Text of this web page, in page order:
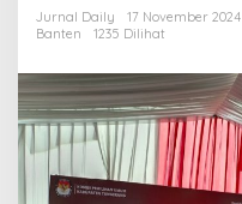
e
a
n
g
G
l
Jurnal Daily
17 November 2024
Banten
1235 Dilihat